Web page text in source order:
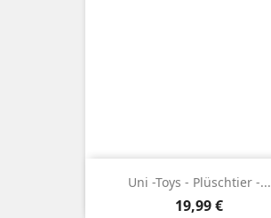
Uni -Toys - Plüschtier -...
Preis
19,99 €